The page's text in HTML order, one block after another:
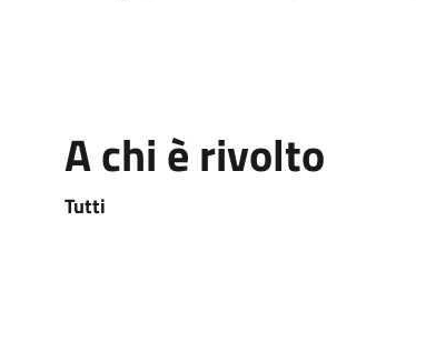
A chi è rivolto
Tutti